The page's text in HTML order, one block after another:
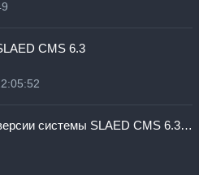
CMS 6.3
Тестируем релиз Pre-Alpha версии системы SLAED CMS 6.3 Pro